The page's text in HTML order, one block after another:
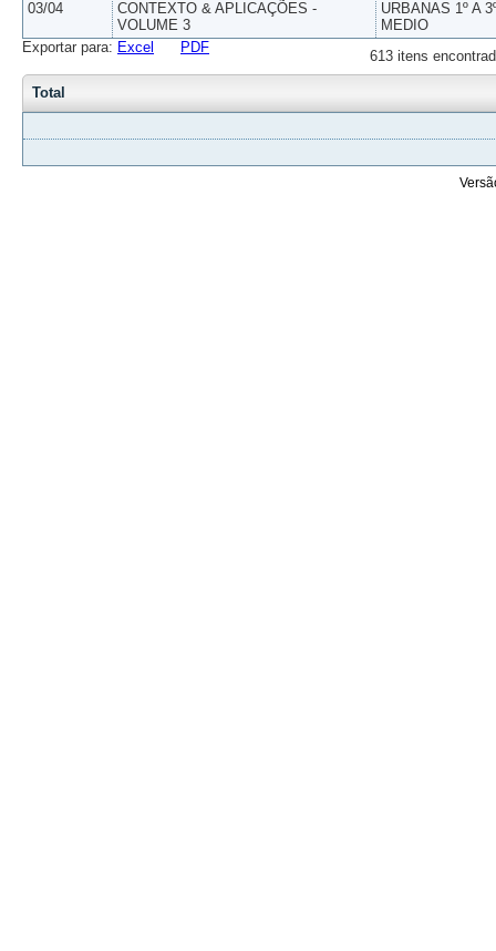
03/04
CONTEXTO & APLICAÇÕES -
VOLUME 3
URBANAS 1º A
MEDIO
613 itens
Exportar para: Excel PDF
Total